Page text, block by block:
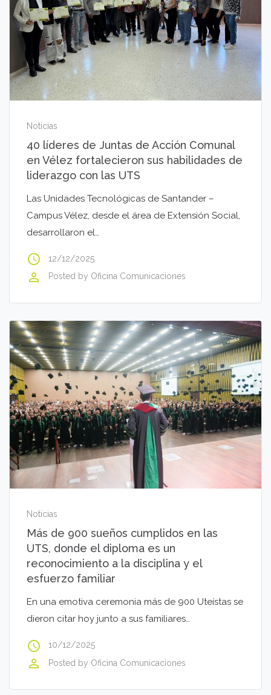
Noticias
40 líderes de Juntas de Acción Comunal
en Vélez fortalecieron sus habilidades de
liderazgo con las UTS
Las Unidades Tecnológicas de Santander –
Campus Vélez, desde el área de Extensión Social,
desarrollaron el…
access_time 12/12/2025
perm_identity Posted by Oficina Comunicaciones
Noticias
Más de 900 sueños cumplidos en las
UTS, donde el diploma es un
reconocimiento a la disciplina y el
esfuerzo familiar
En una emotiva ceremonia más de 900 Uteístas se
dieron citar hoy junto a sus familiares…
access_time 10/12/2025
perm_identity Posted by Oficina Comunicaciones